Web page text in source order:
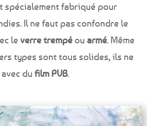
spécialement fabriqué pour
Il ne faut pas confondre le
leverre trempé ou armé. Même
types sont tous solides, ils ne
avec dufilm PVB.